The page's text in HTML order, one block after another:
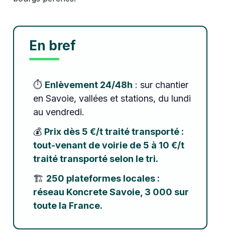
En bref
⏱️ Enlèvement 24/48h : sur chantier
en Savoie, vallées et stations, du lundi
au vendredi.
💰 Prix dès 5 €/t traité transporté :
tout-venant de voirie de 5 à 10 €/t
traité transporté selon le tri.
🏗️ 250 plateformes locales :
réseau Koncrete Savoie, 3 000 sur
toute la France.